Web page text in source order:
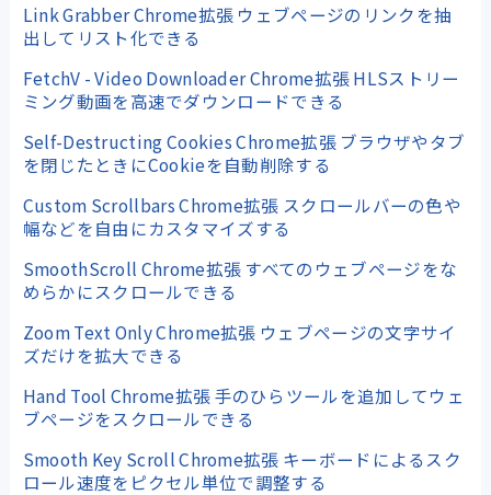
Link Grabber Chrome拡張 ウェブページのリンクを抽
出してリスト化できる
FetchV - Video Downloader Chrome拡張 HLSストリー
ミング動画を高速でダウンロードできる
Self-Destructing Cookies Chrome拡張 ブラウザやタブ
を閉じたときにCookieを自動削除する
Custom Scrollbars Chrome拡張 スクロールバーの色や
幅などを自由にカスタマイズする
SmoothScroll Chrome拡張 すべてのウェブページをな
めらかにスクロールできる
Zoom Text Only Chrome拡張 ウェブページの文字サイ
ズだけを拡大できる
Hand Tool Chrome拡張 手のひらツールを追加してウェ
ブページをスクロールできる
Smooth Key Scroll Chrome拡張 キーボードによるスク
ロール速度をピクセル単位で調整する